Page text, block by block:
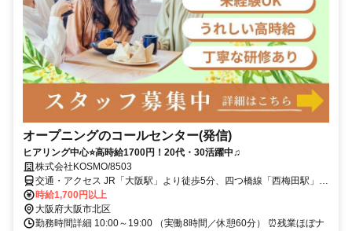
オープニングのコールセンター(発信)
ヒアリング中心⭐高時給1700円！20代・30活躍中♫
株式会社KOSMO/8503
交通・アクセス JR「大阪駅」より徒歩5分、四つ橋線「西梅田駅」よ
り徒歩5分
時給1,700円以上
大阪府大阪市北区
勤務時間詳細 10:00～19:00 （実働8時間／休憩60分） ⏰残業ほぼナ